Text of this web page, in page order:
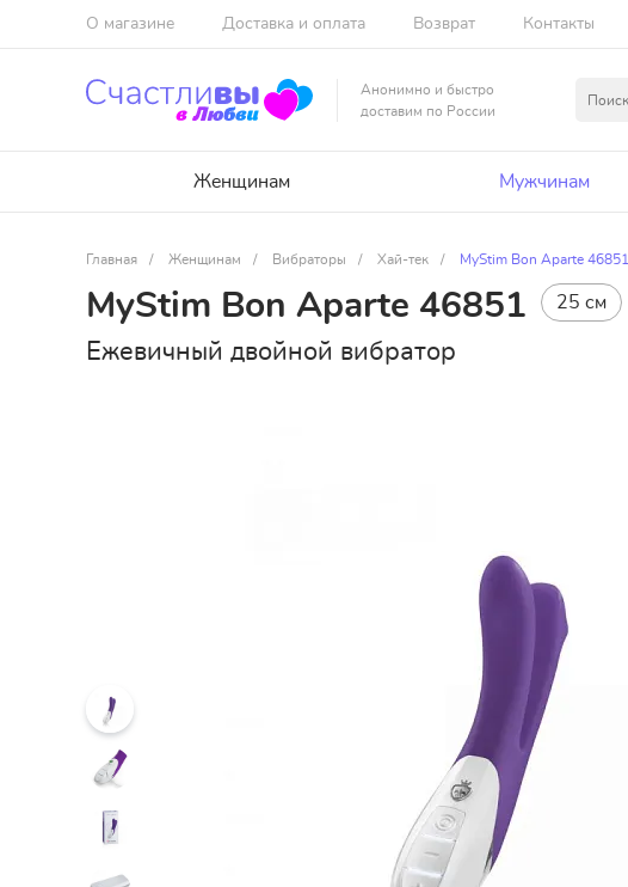
О магазине Доставка и оплата Возврат Контакты
Анонимно и быстро
доставим по России
Женщинам Мужчинам
Главная / Женщинам / Вибраторы / Хай-тек / MyStim Bon Aparte 46851
MyStim Bon Aparte 46851 25 см
Ежевичный двойной вибратор